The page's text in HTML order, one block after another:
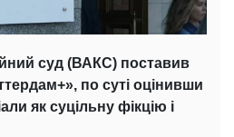
суд (ВАКС) поставив
по суті оцінивши
як суцільну фікцію і